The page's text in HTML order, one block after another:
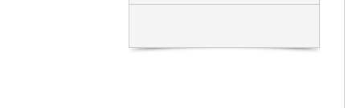
崇越新材料纳米银线或成ITO
美科学家研制出可杀死肿瘤细
直久必弯，首个塑料柔性磁存